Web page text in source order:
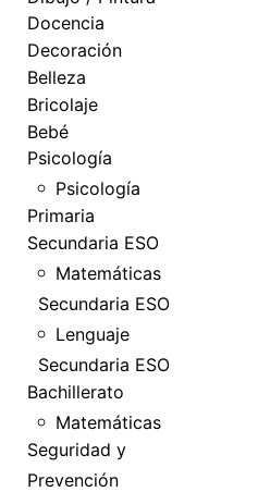
Docencia
Decoración
Belleza
Bricolaje
Bebé
Psicología
Psicología
Primaria
Secundaria ESO
Matemáticas
Secundaria ESO
Lenguaje
Secundaria ESO
Bachillerato
Matemáticas
Seguridad y
Prevención